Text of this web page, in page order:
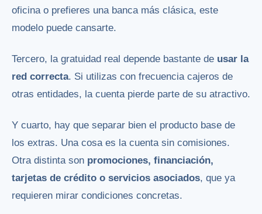
oficina o prefieres una banca más clásica, este
modelo puede cansarte.
Tercero, la gratuidad real depende bastante de usar la
red correcta. Si utilizas con frecuencia cajeros de
otras entidades, la cuenta pierde parte de su atractivo.
Y cuarto, hay que separar bien el producto base de
los extras. Una cosa es la cuenta sin comisiones.
Otra distinta son promociones, financiación,
tarjetas de crédito o servicios asociados, que ya
requieren mirar condiciones concretas.